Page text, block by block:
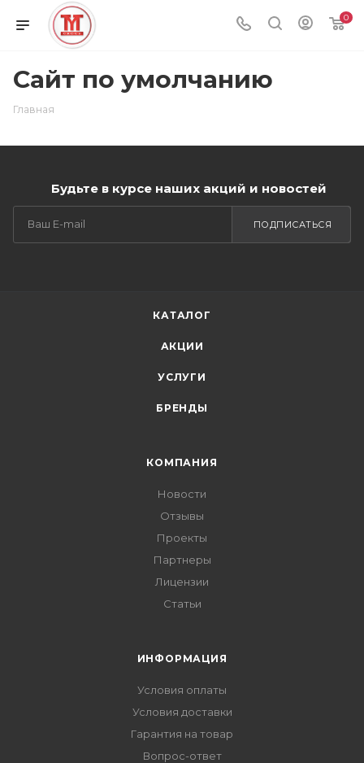
0
Сайт по умолчанию
Главная
Будьте в курсе наших акций и новостей
ПОДПИСАТЬСЯ
КАТАЛОГ
АКЦИИ
УСЛУГИ
БРЕНДЫ
КОМПАНИЯ
Новости
Отзывы
Проекты
Партнеры
Лицензии
Статьи
ИНФОРМАЦИЯ
Условия оплаты
Условия доставки
Гарантия на товар
Вопрос-ответ